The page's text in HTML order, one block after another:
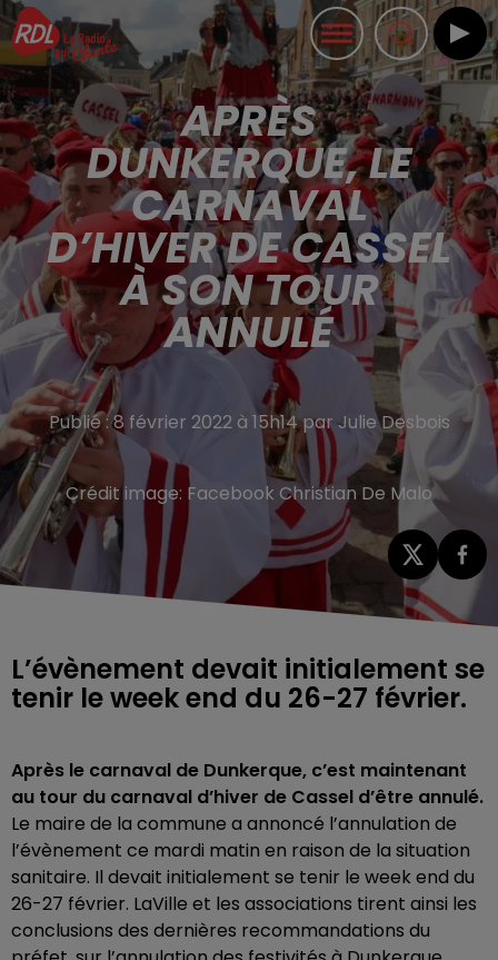
APRÈS
DUNKERQUE, LE
CARNAVAL
D’HIVER DE CASSEL
À SON TOUR
ANNULÉ
Publié : 8 février 2022 à 15h14 par Julie Desbois
Crédit image: Facebook Christian De Malo
L’évènement devait initialement se
tenir le week end du 26-27 février.
Après le carnaval de Dunkerque, c’est maintenant
au tour du carnaval d’hiver de Cassel d’être annulé.
Le maire de la commune a annoncé l’annulation de
l’évènement ce mardi matin en raison de la situation
sanitaire. Il devait initialement se tenir le week end du
26-27 février. LaVille et les associations tirent ainsi les
conclusions des dernières recommandations du